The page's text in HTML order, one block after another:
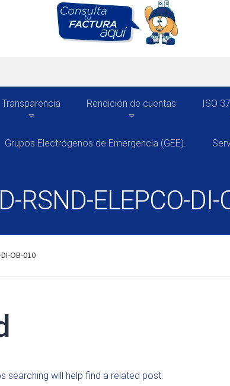
Transparencia Rendición de cuentas ISO
Grupos Electrógenos de Emergencia (GEE).
ELEPCO-DI-
OB-010
searching will help find a related post.